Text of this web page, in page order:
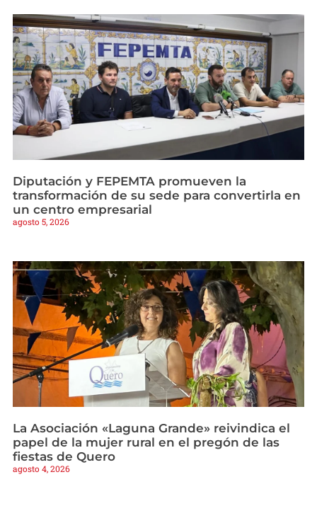
Diputación y FEPEMTA promueven la
transformación de su sede para convertirla en
un centro empresarial
agosto 5, 2026
La Asociación «Laguna Grande» reivindica el
papel de la mujer rural en el pregón de las
fiestas de Quero
agosto 4, 2026